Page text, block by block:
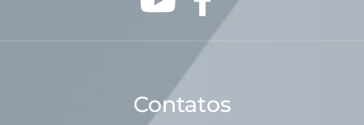
Contatos